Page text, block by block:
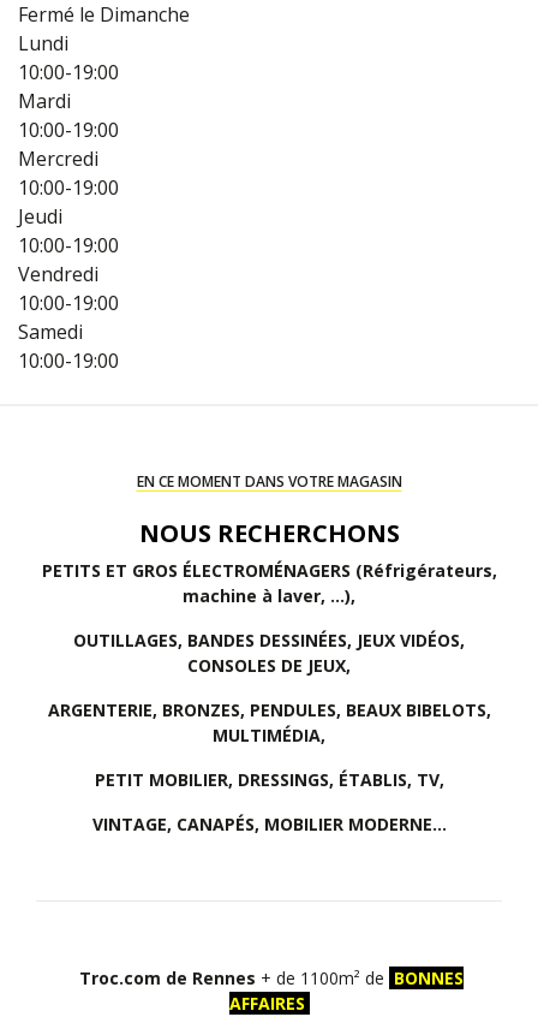
Fermé le Dimanche
Lundi
10:00-19:00
Mardi
10:00-19:00
Mercredi
10:00-19:00
Jeudi
10:00-19:00
Vendredi
10:00-19:00
Samedi
10:00-19:00
EN CE MOMENT DANS VOTRE MAGASIN
NOUS RECHERCHONS
PETITS ET GROS ÉLECTROMÉNAGERS (Réfrigérateurs,
machine à laver, ...),
OUTILLAGES, BANDES DESSINÉES, JEUX VIDÉOS,
CONSOLES DE JEUX,
ARGENTERIE, BRONZES, PENDULES, BEAUX BIBELOTS,
MULTIMÉDIA,
PETIT MOBILIER, DRESSINGS, ÉTABLIS, TV,
VINTAGE, CANAPÉS, MOBILIER MODERNE...
Troc.com de Rennes + de 1100m² de BONNES
AFFAIRES